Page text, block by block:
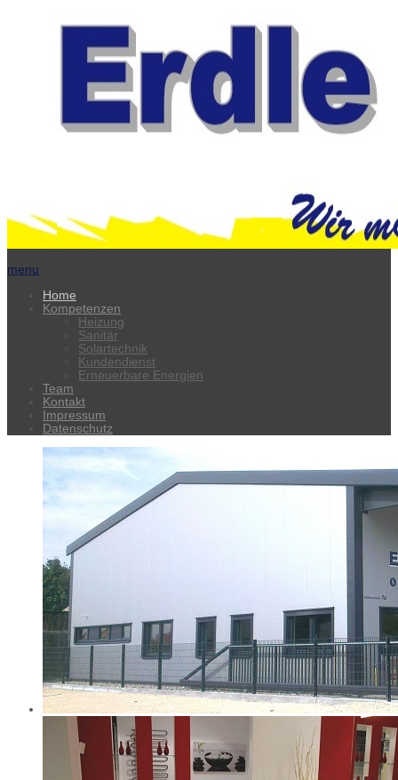
menu
Home
Kompetenzen
Heizung
Sanitär
Solartechnik
Kundendienst
Erneuerbare Energien
Team
Kontakt
Impressum
Datenschutz